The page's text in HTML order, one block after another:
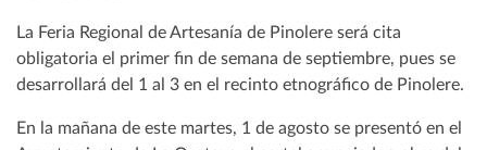
La Feria Regional de Artesanía de Pinolere será cita
obligatoria el primer fin de semana de septiembre, pues se
desarrollará del 1 al 3 en el recinto etnográfico de Pinolere.
En la mañana de este martes, 1 de agosto se presentó en el